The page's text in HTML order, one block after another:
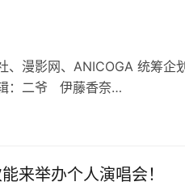
、漫影网、ANICOGA 统筹企
：二爷 伊藤香奈…
来举办个人演唱会！